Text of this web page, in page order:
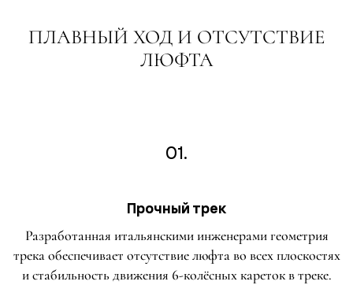
ПЛАВНЫЙ ХОД И ОТСУТСТВИЕ
ЛЮФТА
01.
Прочный трек
Разработанная итальянскими инженерами геометрия
трека обеспечивает отсутствие люфта во всех плоскостях
и стабильность движения 6-колёсных кареток в треке.